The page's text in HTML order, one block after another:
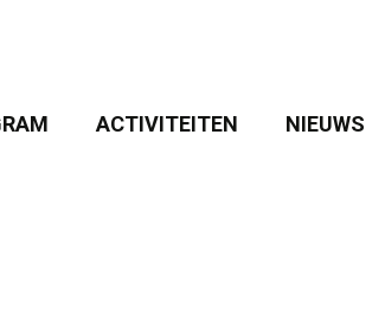
ACTIVITEITEN NIEUWS